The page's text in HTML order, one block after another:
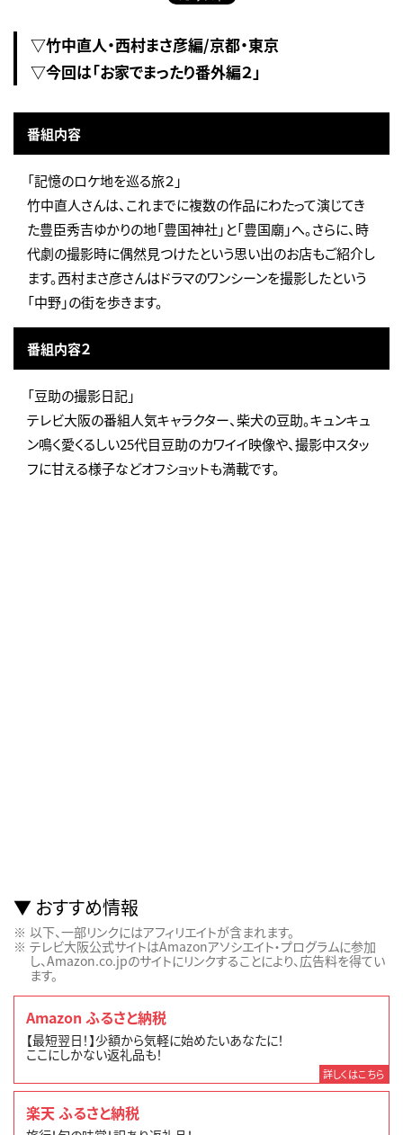
▽竹中直人・西村まさ彦編/京都・東京
▽今回は「お家でまったり番外編２」
番組内容
「記憶のロケ地を巡る旅２」
竹中直人さんは、これまでに複数の作品にわたって演じてき
た豊臣秀吉ゆかりの地「豊国神社」と「豊国廟」へ。さらに、時
代劇の撮影時に偶然見つけたという思い出のお店もご紹介し
ます。西村まさ彦さんはドラマのワンシーンを撮影したという
「中野」の街を歩きます。
番組内容２
「豆助の撮影日記」
テレビ大阪の番組人気キャラクター、柴犬の豆助。キュンキュ
ン鳴く愛くるしい25代目豆助のカワイイ映像や、撮影中スタッ
フに甘える様子などオフショットも満載です。
おすすめ情報
以下、一部リンクにはアフィリエイトが含まれます。
テレビ大阪公式サイトはAmazonアソシエイト・プログラムに参加
し、Amazon.co.jpのサイトにリンクすることにより、広告料を得てい
ます。
Amazon ふるさと納税
【最短翌日！】少額から気軽に始めたいあなたに！
ここにしかない返礼品も！
詳しくはこちら
楽天 ふるさと納税